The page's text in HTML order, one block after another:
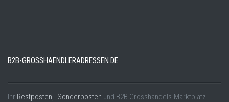
B2B-GROSSHAENDLERADRESSEN.DE
Ihr Restposten,- Sonderposten und B2B Grosshandels-Marktplatz.